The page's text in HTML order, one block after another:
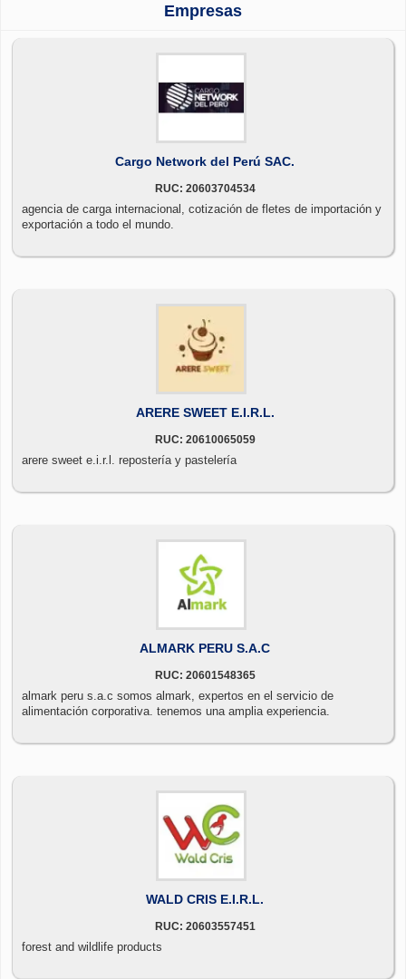
Empresas
Cargo Network del Perú SAC.
RUC: 20603704534
agencia de carga internacional, cotización de fletes de importación y
exportación a todo el mundo.
ARERE SWEET E.I.R.L.
RUC: 20610065059
arere sweet e.i.r.l. repostería y pastelería
ALMARK PERU S.A.C
RUC: 20601548365
almark peru s.a.c somos almark, expertos en el servicio de
alimentación corporativa. tenemos una amplia experiencia.
WALD CRIS E.I.R.L.
RUC: 20603557451
forest and wildlife products